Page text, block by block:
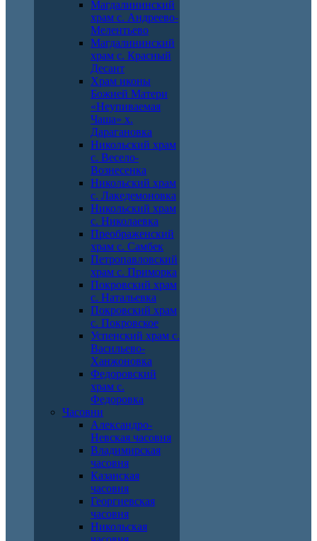
Магдалининский
храм с. Андреево-
Мелентьево
Магдалининский
храм с. Красный
Десант
Храм иконы
Божией Матери
«Неупиваемая
Чаша» х.
Дарагановка
Никольский храм
с. Весело-
Вознесенка
Никольский храм
с. Лакедемоновка
Никольский храм
с. Николаевка
Преображенский
храм с. Самбек
Петропавловский
храм с. Приморка
Покровский храм
с. Натальевка
Покровский храм
с. Покровское
Успенский храм с.
Васильево-
Ханжоновка
Федоровский
храм с.
Федоровка
Часовни
Александро-
Невская часовня
Владимирская
часовня
Казанская
часовня
Георгиевская
часовня
Никольская